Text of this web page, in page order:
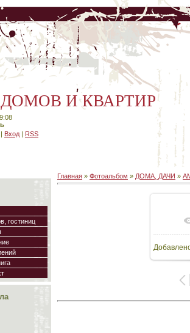
И КВАРТИР
| Вход | RSS
гостиниц
Главная » Фотоальбом » ДОМА, ДАЧИ »